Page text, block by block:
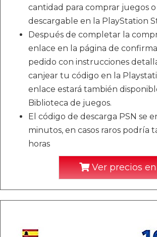
cantidad para comprar juegos
descargable en la PlayStation
Después de completar la
enlace en la página de
pedido con instrucciones
canjear tu código en la
enlace estará también
Biblioteca de juegos.
El código de descarga PSN se
minutos, en casos raros podría
horas
Ver precios